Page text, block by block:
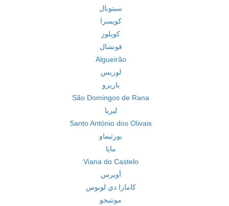
سيتوبال
كويمبرا
كويلوز
فونشال
Algueirão
لوريس
باريرو
São Domingos de Rana
ليريا
Santo António dos Olivais
بورتيماو
مايا
Viana do Castelo
أويرس
كامارا دي لوبوس
مونتيجو